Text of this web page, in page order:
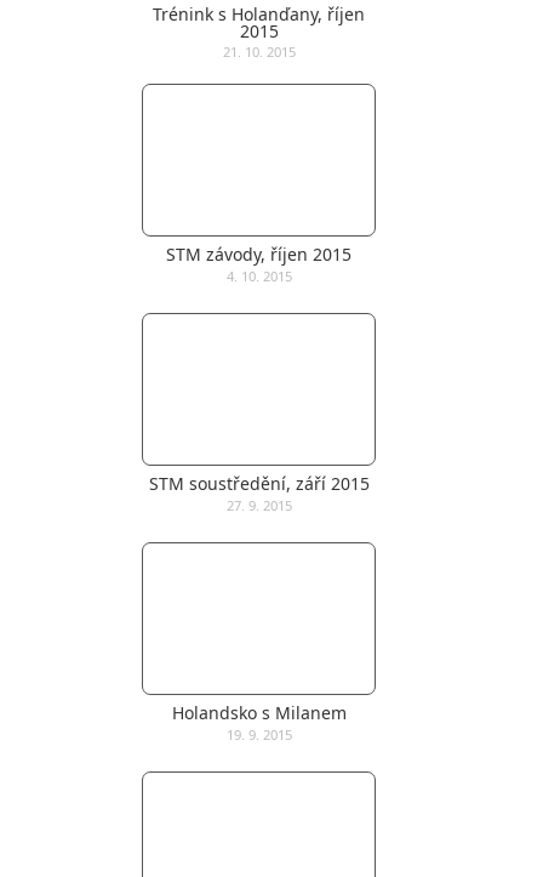
Trénink s Holanďany, říjen
2015
21. 10. 2015
STM závody, říjen 2015
4. 10. 2015
STM soustředění, září 2015
27. 9. 2015
Holandsko s Milanem
19. 9. 2015